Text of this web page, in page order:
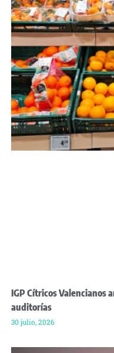
IGP Cítricos Valencianos
auditorías
30 julio, 2026